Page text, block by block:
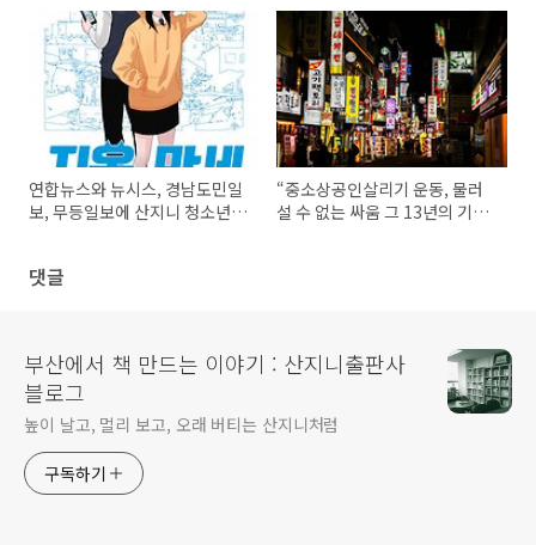
연합뉴스와 뉴시스, 경남도민일
보, 무등일보에 산지니 청소년소
“중소상공인살리기 운동, 물러
설 수 없는 싸움 그 13년의 기
댓글
부산에서 책 만드는 이야기 : 산지니출판사
블로그
높이 날고, 멀리 보고, 오래 버티는 산지니처럼
구독하기